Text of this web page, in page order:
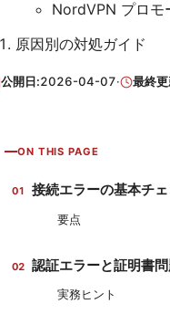
NordVPN プロモ
原因別の対処ガイド
公開日:2026-04-07· 最終
ON THIS PAGE
接続エラーの基本チェ
要点
認証エラーと証明書
実務ヒント